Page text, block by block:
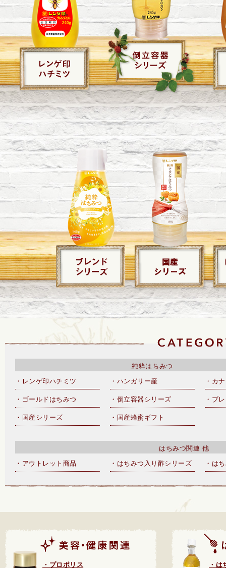
純粋はちみつ
・レンゲ印ハチミツ
・ハンガリー産 ・カ
・ゴールドはちみつ ・倒立容器シリーズ ・ブ
・国産シリーズ ・国産蜂蜜ギフト
はちみつ関連 他
・アウトレット商品
・はちみつ入り酢シリーズ ・は
・プロポリス
・は